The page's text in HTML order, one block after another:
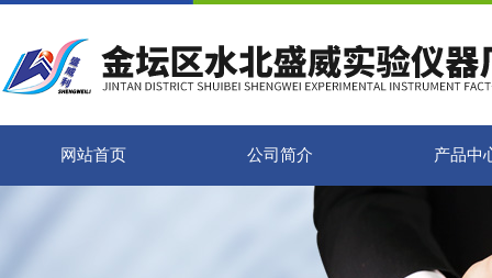
网站首页 公司简介 产品中